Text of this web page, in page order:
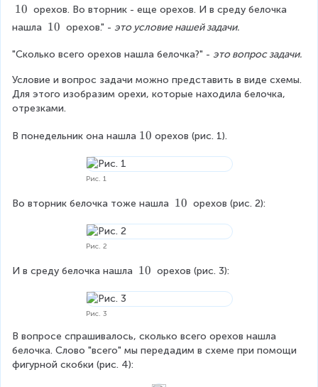
\
\
0
10 орехов. Во вторник - еще орехов. И в среду белочка
нашла \
1
10 орехов." - это условие нашей задачи.
"Сколько всего орехов нашла белочка?" - это вопрос задачи.
Условие и вопрос задачи можно представить в виде схемы.
Для этого изобразим орехи, которые находила белочка,
отрезками.
В понедельник она нашла \
10 орехов (рис. 1).
Рис. 1
Во вторник белочка тоже нашла \
10 орехов (рис. 2):
Рис. 2
И в среду белочка нашла \
10 орехов (рис. 3):
Рис. 3
В вопросе спрашивалось, сколько всего орехов нашла
белочка. Слово "всего" мы передадим в схеме при помощи
фигурной скобки (рис. 4):